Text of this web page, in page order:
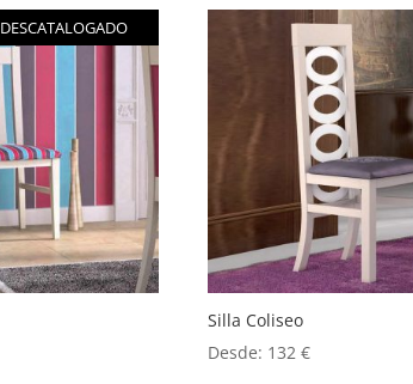
DESCATALOGADO
Silla Coliseo
Desde: 132€